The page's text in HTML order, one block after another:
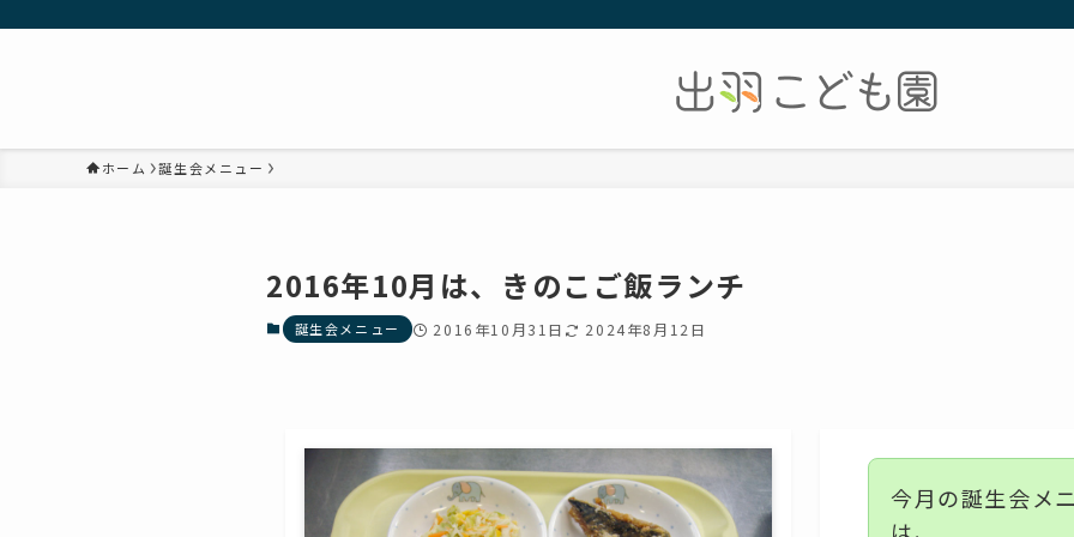
ホーム 誕生会メニュー
2016年10月は、きのこご飯ランチ
誕生会メニュー 2016年10月31日 2024年8月12日
今月の誕生会メ